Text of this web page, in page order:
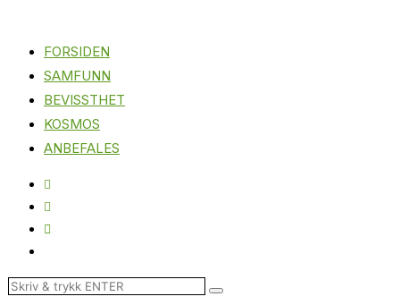
FORSIDEN
SAMFUNN
BEVISSTHET
KOSMOS
ANBEFALES